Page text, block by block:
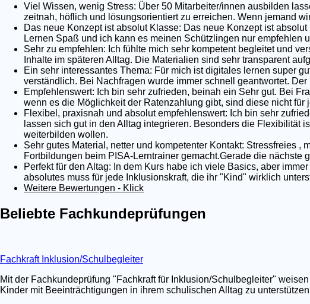
Viel Wissen, wenig Stress: Über 50 Mitarbeiter/innen ausbilden
zeitnah, höflich und lösungsorientiert zu erreichen. Wenn jemand
Das neue Konzept ist absolut Klasse: Das neue Konzept ist
Lernen Spaß und ich kann es meinen Schützlingen nur empfehlen
Sehr zu empfehlen: Ich fühlte mich sehr kompetent begleitet und
Inhalte im späteren Alltag. Die Materialien sind sehr transparent
Ein sehr interessantes Thema: Für mich ist digitales lernen super
verständlich. Bei Nachfragen wurde immer schnell geantwortet.
Empfehlenswert: Ich bin sehr zufrieden, beinah ein Sehr gut. Bei
wenn es die Möglichkeit der Ratenzahlung gibt, sind diese nicht
Flexibel, praxisnah und absolut empfehlenswert: Ich bin sehr
lassen sich gut in den Alltag integrieren. Besonders die Flexibilität
weiterbilden wollen.
Sehr gutes Material, netter und kompetenter Kontakt: Stressfreies
Fortbildungen beim PISA-Lerntrainer gemacht.Gerade die
Perfekt für den Altag: In dem Kurs habe ich viele Basics, aber
absolutes muss für jede Inklusionskraft, die ihr "Kind" wirklich
Weitere Bewertungen - Klick
Beliebte Fachkundeprüfungen
Fachkraft Inklusion/Schulbegleiter
Mit der Fachkundeprüfung "Fachkraft für Inklusion/Schulbegleiter"
Kinder mit Beeinträchtigungen in ihrem schulischen Alltag zu